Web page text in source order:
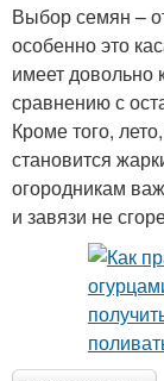
Выбор семян –
особенно это
имеет довольно
сравнению с
Кроме того,
становится
огородникам
и завязи не